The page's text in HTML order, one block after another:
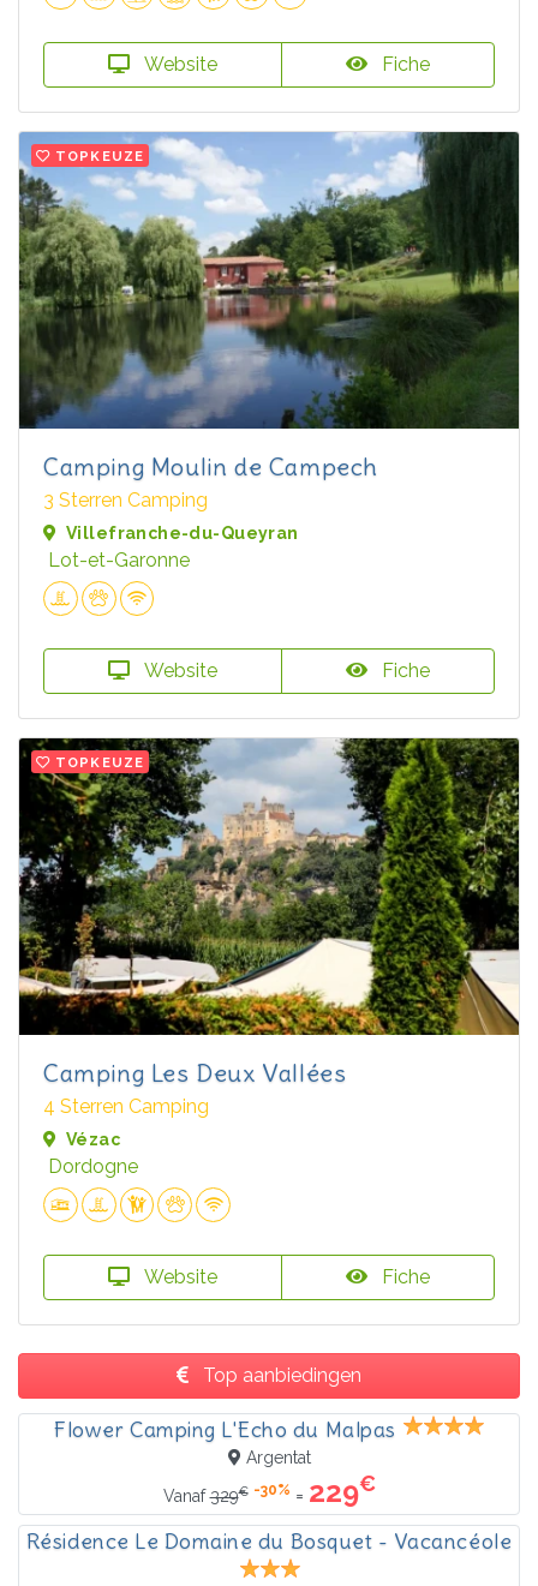
Website Fiche
TOPKEUZE
Camping Moulin de Campech
3 Sterren Camping
Villefranche-du-Queyran
Lot-et-Garonne
Website Fiche
TOPKEUZE
Camping Les Deux Vallées
4 Sterren Camping
Vézac
Dordogne
Website Fiche
Top aanbiedingen
Flower Camping L'Echo du Malpas
Argentat
Vanaf329€ -30% = 229€
Résidence Le Domaine du Bosquet - Vacancéole